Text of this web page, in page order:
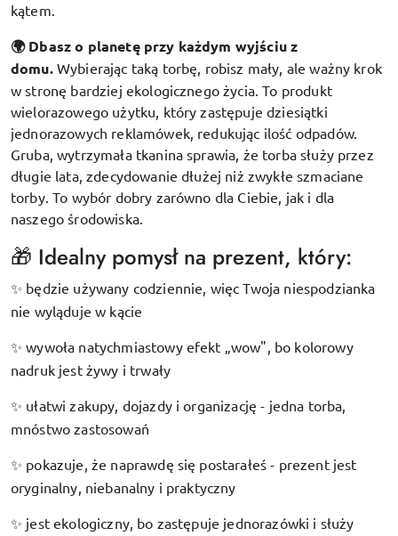
kątem.
🌍 Dbasz o planetę przy każdym wyjściu z
domu. Wybierając taką torbę, robisz mały, ale ważny krok
w stronę bardziej ekologicznego życia. To produkt
wielorazowego użytku, który zastępuje dziesiątki
jednorazowych reklamówek, redukując ilość odpadów.
Gruba, wytrzymała tkanina sprawia, że torba służy przez
długie lata, zdecydowanie dłużej niż zwykłe szmaciane
torby. To wybór dobry zarówno dla Ciebie, jak i dla
naszego środowiska.
🎁 Idealny pomysł na prezent, który:
✨ będzie używany codziennie, więc Twoja niespodzianka
nie wyląduje w kącie
✨ wywoła natychmiastowy efekt „wow", bo kolorowy
nadruk jest żywy i trwały
✨ ułatwi zakupy, dojazdy i organizację - jedna torba,
mnóstwo zastosowań
✨ pokazuje, że naprawdę się postarałeś - prezent jest
oryginalny, niebanalny i praktyczny
✨ jest ekologiczny, bo zastępuje jednorazówki i służy